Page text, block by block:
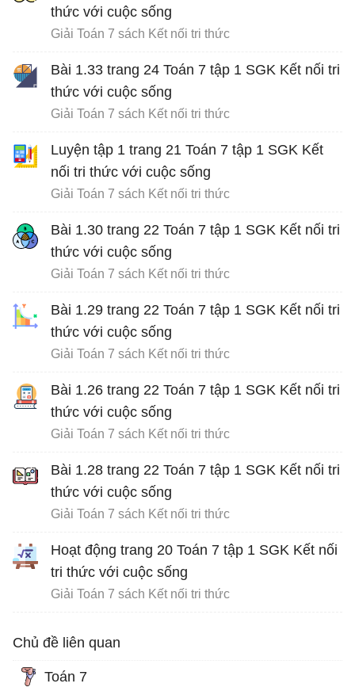
thức với cuộc sống
Giải Toán 7 sách Kết nối tri thức
Bài 1.33 trang 24 Toán 7 tập 1 SGK Kết nối tri
thức với cuộc sống
Giải Toán 7 sách Kết nối tri thức
Luyện tập 1 trang 21 Toán 7 tập 1 SGK Kết
nối tri thức với cuộc sống
Giải Toán 7 sách Kết nối tri thức
Bài 1.30 trang 22 Toán 7 tập 1 SGK Kết nối tri
thức với cuộc sống
Giải Toán 7 sách Kết nối tri thức
Bài 1.29 trang 22 Toán 7 tập 1 SGK Kết nối tri
thức với cuộc sống
Giải Toán 7 sách Kết nối tri thức
Bài 1.26 trang 22 Toán 7 tập 1 SGK Kết nối tri
thức với cuộc sống
Giải Toán 7 sách Kết nối tri thức
Bài 1.28 trang 22 Toán 7 tập 1 SGK Kết nối tri
thức với cuộc sống
Giải Toán 7 sách Kết nối tri thức
Hoạt động trang 20 Toán 7 tập 1 SGK Kết nối
tri thức với cuộc sống
Giải Toán 7 sách Kết nối tri thức
Chủ đề liên quan
Toán 7